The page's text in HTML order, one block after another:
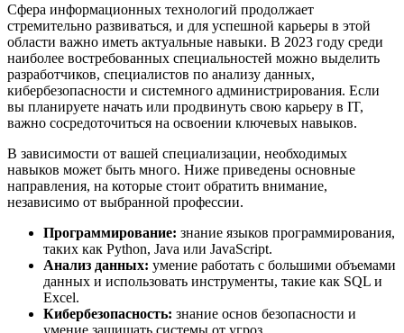
Сфера информационных технологий продолжает
стремительно развиваться, и для успешной карьеры в этой
области важно иметь актуальные навыки. В 2023 году среди
наиболее востребованных специальностей можно выделить
разработчиков, специалистов по анализу данных,
кибербезопасности и системного администрирования. Если
вы планируете начать или продвинуть свою карьеру в IT,
важно сосредоточиться на освоении ключевых навыков.
В зависимости от вашей специализации, необходимых
навыков может быть много. Ниже приведены основные
направления, на которые стоит обратить внимание,
независимо от выбранной профессии.
Программирование: знание языков программирования,
таких как Python, Java или JavaScript.
Анализ данных: умение работать с большими объемами
данных и использовать инструменты, такие как SQL и
Excel.
Кибербезопасность: знание основ безопасности и
умение защищать системы от угроз.